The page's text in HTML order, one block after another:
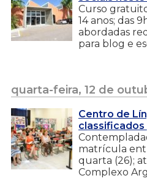
Curso
14 anos; das
abordadas
para blog e
quarta-feira, 12 de
Centro de
matrícula
quarta (26);
Complexo